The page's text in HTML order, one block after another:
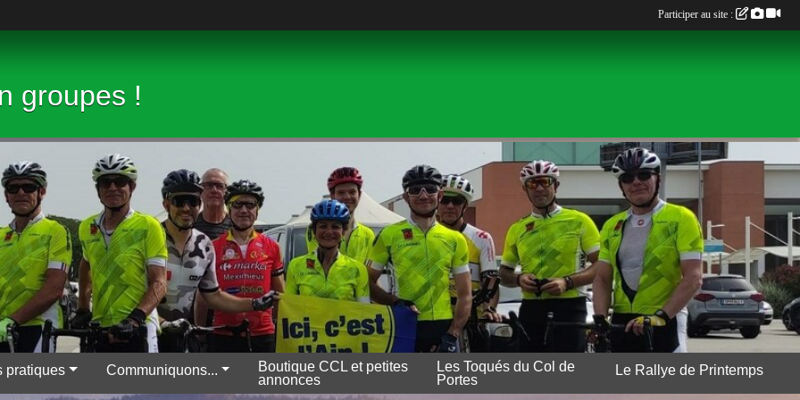
groupes !
pratiques Communiquons...
Boutique CCL et petites
annonces
Les Toqués du Col de
Portes
Le Rallye de Printemps
Participer au site :